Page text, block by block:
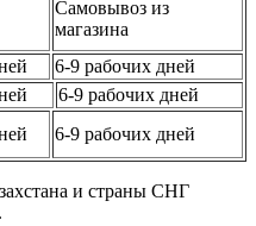
Самовывоз из
магазина
6-9 рабочих дней
6-9 рабочих дней
6-9 рабочих дней
и страны СНГ